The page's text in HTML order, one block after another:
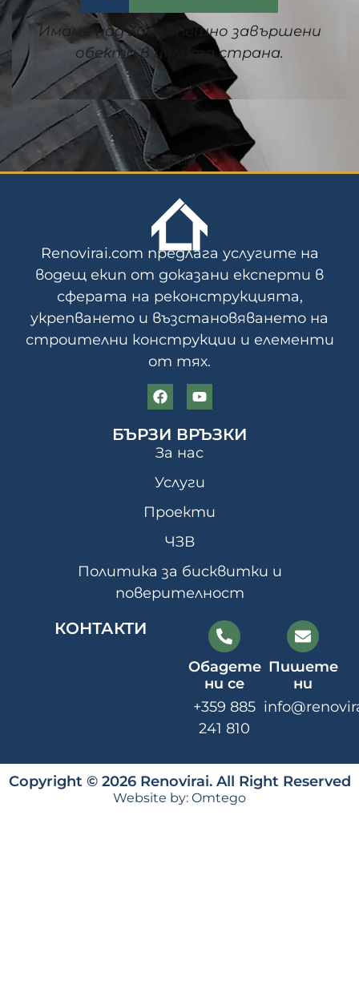
Имаме над 300 успешно завършени
обекта в цялата страна.
Renovirai.com предлага услугите на
водещ екип от доказани експерти в
сферата на реконструкцията,
укрепването и възстановяването на
строителни конструкции и елементи
от тях.
БЪРЗИ ВРЪЗКИ
За нас
Услуги
Проекти
ЧЗВ
Политика за бисквитки и
поверителност
КОНТАКТИ
Обадете
ни се
+359 885
241 810
Пишете
ни
Copyright © 2026 Renovirai. All Right Reserved
Website by: Omtego